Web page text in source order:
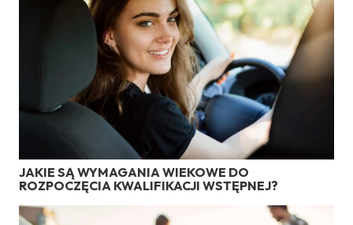
JAKIE SĄ WYMAGANIA WIEKOWE DO
ROZPOCZĘCIA KWALIFIKACJI WSTĘPNEJ?